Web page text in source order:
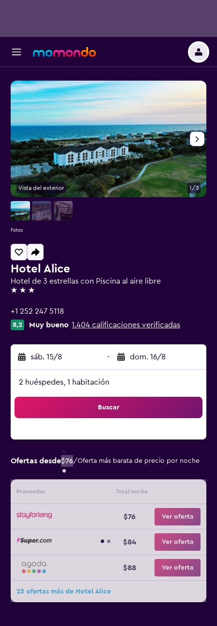
Hotel Alice
Hotel de 3 estrellas con Piscina al aire libre
3 estrellas
+1 252 247 5118
8,2 Muy bueno 1.404 calificaciones verificadas
sáb. 15/8 - dom. 16/8
2 huéspedes, 1 habitación
Buscar
Ofertas desde$76/Oferta más barata de precio por noche
Proveedor Total noche
$76 Ver oferta
$84 Ver oferta
$88 Ver oferta
23 ofertas más de Hotel Alice
Vista del exterior 1/3
Fotos